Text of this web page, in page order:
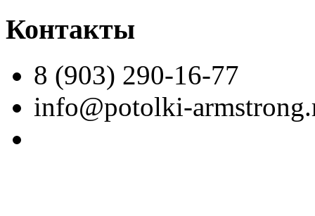
Контакты
8 (903) 290-16-77
info@potolki-